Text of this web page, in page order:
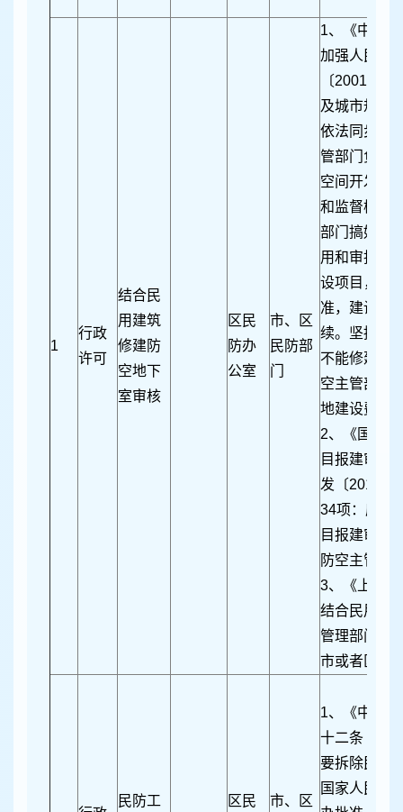
1
行政
许可
结合民
用建筑
修建防
空地下
室审核
区民
防办
公室
市、区
民防部
门
1、《中共
加强人民防
〔2001〕9
及城市规划
依法同步建
管部门负责
空间开发利
和监督检查
部门搞好城
用和审批工
设项目，未
准，建设、
续。坚持以
不能修建防
空主管部门
地建设费
2、《国务
目报建审批
发〔2016〕
34项：应建
目报建审批
防空主管部
3、《上海
结合民用建
管理部门在
市或者区民
民防工
区民
市、区
1、《中华
十二条 确因
要拆除民防
国家人民防